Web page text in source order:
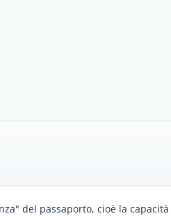
del passaporto, cioè la